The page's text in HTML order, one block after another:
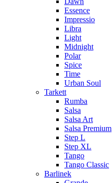
Essence
Impressio
Libra
Light
Midnight
Polar
Spice
Time
Urban Soul
Tarkett
Rumba
Salsa
Salsa Art
Salsa Premium
Step L
Step XL
Tango
Tango Classic
Barlinek